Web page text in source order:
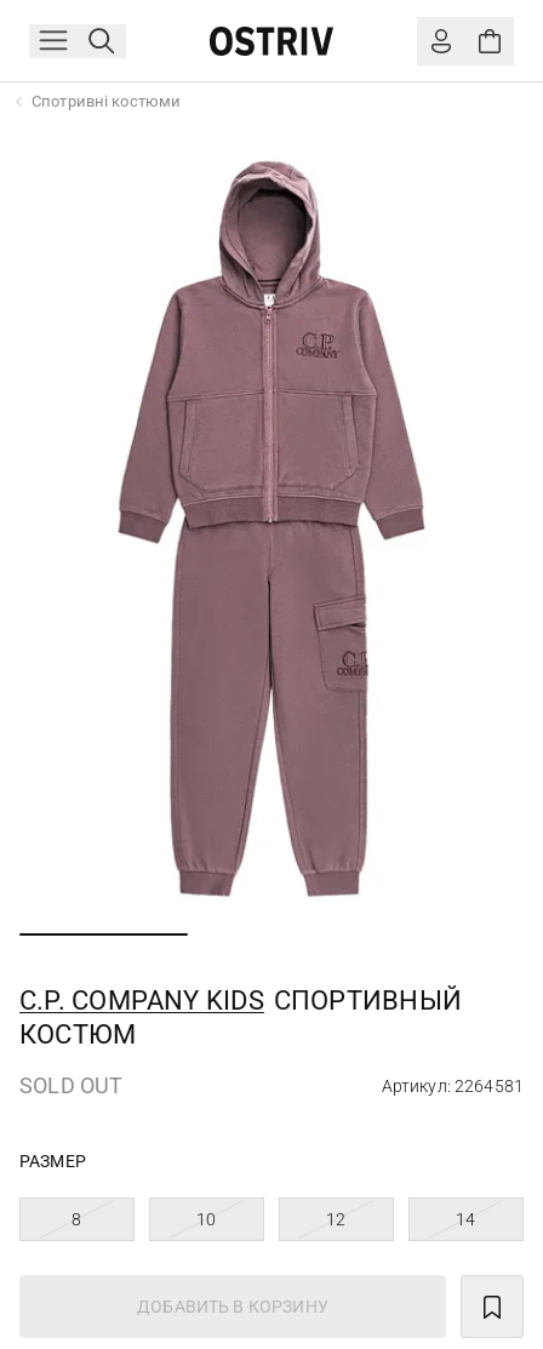
Спотривні костюми
C.P. COMPANY KIDS СПОРТИВНЫЙ
КОСТЮМ
SOLD OUT Артикул: 2264581
РАЗМЕР
8 10 12 14
ДОБАВИТЬ В КОРЗИНУ